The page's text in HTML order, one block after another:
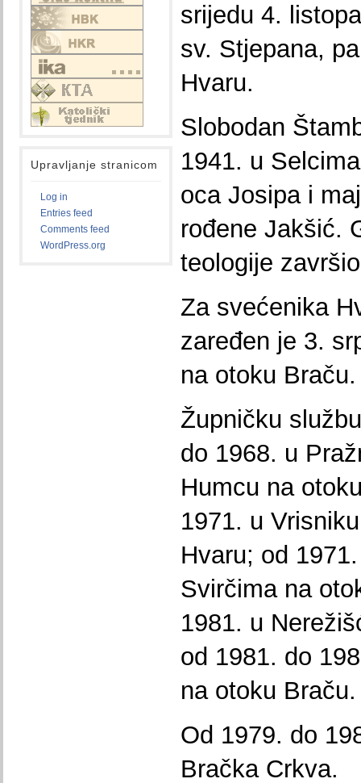
Upravljanje stranicom
Log in
Entries feed
Comments feed
WordPress.org
srijedu 4.
sv. Stjepana,
Hvaru.
Slobodan
1941. u
oca Josipa i
rođene Jakšić.
teologije
Za svećenika
zaređen je 3.
na otoku Braču.
Župničku
do 1968. u
Humcu na
1971. u
Hvaru; od
Svirčima na
1981. u
od 1981. do
na otoku Braču.
Od 1979. do
Bračka Crkva.